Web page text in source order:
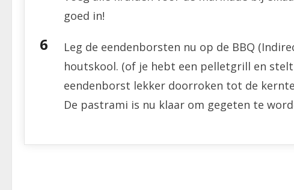
goed in!
Leg de eendenborsten nu op de BBQ
houtskool. (of je hebt een pelletgrill en
eendenborst lekker doorroken tot de
De pastrami is nu klaar om gegeten te